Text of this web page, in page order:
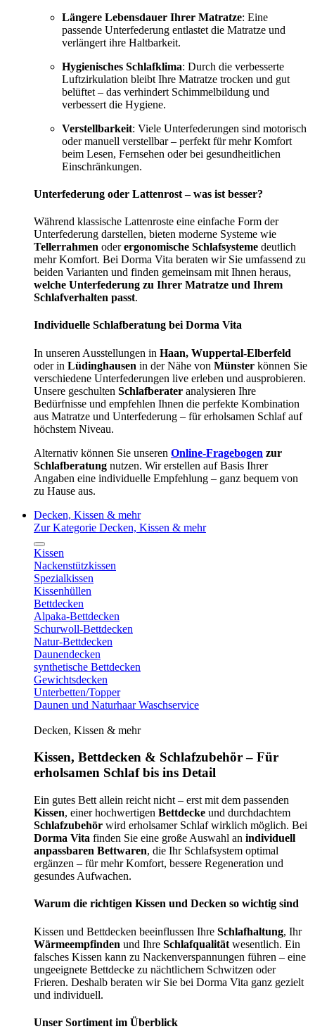
Längere Lebensdauer Ihrer Matratze: Eine
passende Unterfederung entlastet die Matratze und
verlängert ihre Haltbarkeit.
Hygienisches Schlafklima: Durch die verbesserte
Luftzirkulation bleibt Ihre Matratze trocken und gut
belüftet – das verhindert Schimmelbildung und
verbessert die Hygiene.
Verstellbarkeit: Viele Unterfederungen sind motorisch
oder manuell verstellbar – perfekt für mehr Komfort
beim Lesen, Fernsehen oder bei gesundheitlichen
Einschränkungen.
Unterfederung oder Lattenrost – was ist besser?
Während klassische Lattenroste eine einfache Form der
Unterfederung darstellen, bieten moderne Systeme wie
Tellerrahmen oderergonomische Schlafsysteme deutlich
mehr Komfort. Bei Dorma Vita beraten wir Sie umfassend zu
beiden Varianten und finden gemeinsam mit Ihnen heraus,
welche Unterfederung zu Ihrer Matratze und Ihrem
Schlafverhalten passt.
Individuelle Schlafberatung bei Dorma Vita
In unseren Ausstellungen in Haan, Wuppertal-Elberfeld
oder in Lüdinghausen in der Nähe von Münster können Sie
verschiedene Unterfederungen live erleben und ausprobieren.
Unsere geschulten Schlafberater analysieren Ihre
Bedürfnisse und empfehlen Ihnen die perfekte Kombination
aus Matratze und Unterfederung – für erholsamen Schlaf auf
höchstem Niveau.
Alternativ können Sie unseren Online-Fragebogen zur
Schlafberatung nutzen. Wir erstellen auf Basis Ihrer
Angaben eine individuelle Empfehlung – ganz bequem von
zu Hause aus.
Decken, Kissen & mehr
Zur Kategorie Decken, Kissen & mehr
Kissen
Nackenstützkissen
Spezialkissen
Kissenhüllen
Bettdecken
Alpaka-Bettdecken
Schurwoll-Bettdecken
Natur-Bettdecken
Daunendecken
synthetische Bettdecken
Gewichtsdecken
Unterbetten/Topper
Daunen und Naturhaar Waschservice
Decken, Kissen & mehr
Kissen, Bettdecken & Schlafzubehör – Für
erholsamen Schlaf bis ins Detail
Ein gutes Bett allein reicht nicht – erst mit dem passenden
Kissen, einer hochwertigen Bettdecke und durchdachtem
Schlafzubehör wird erholsamer Schlaf wirklich möglich. Bei
Dorma Vita finden Sie eine große Auswahl an individuell
anpassbaren Bettwaren, die Ihr Schlafsystem optimal
ergänzen – für mehr Komfort, bessere Regeneration und
gesundes Aufwachen.
Warum die richtigen Kissen und Decken so wichtig sind
Kissen und Bettdecken beeinflussen Ihre Schlafhaltung, Ihr
Wärmeempfinden und Ihre Schlafqualität wesentlich. Ein
falsches Kissen kann zu Nackenverspannungen führen – eine
ungeeignete Bettdecke zu nächtlichem Schwitzen oder
Frieren. Deshalb beraten wir Sie bei Dorma Vita ganz gezielt
und individuell.
Unser Sortiment im Überblick